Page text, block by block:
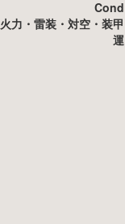
Cond
火力・雷装・対空・装甲
運